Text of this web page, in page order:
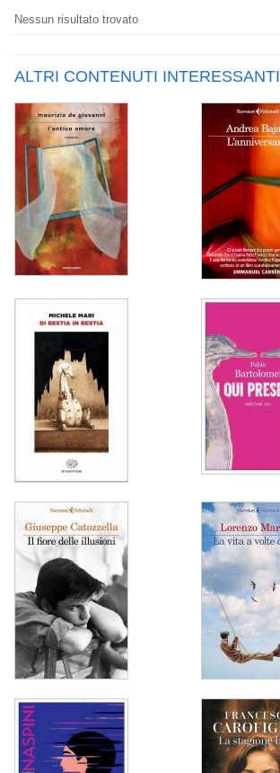
Nessun risultato trovato
ALTRI CONTENUTI INTERESSANTI